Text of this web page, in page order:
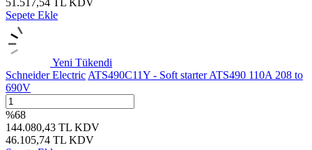
Sepete Ekle
Yeni Tükendi
Schneider Electric ATS490C11Y - Soft starter ATS490 110A 208 to
690V
%68
144.080,43 TL KDV
46.105,74 TL KDV